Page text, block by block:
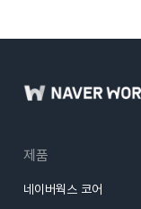
제품
네이버웍스 코어